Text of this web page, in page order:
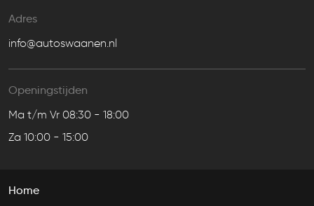
Adres
info@autoswaanen.nl
Openingstijden
Ma t/m Vr 08:30 - 18:00
Za 10:00 - 15:00
Home